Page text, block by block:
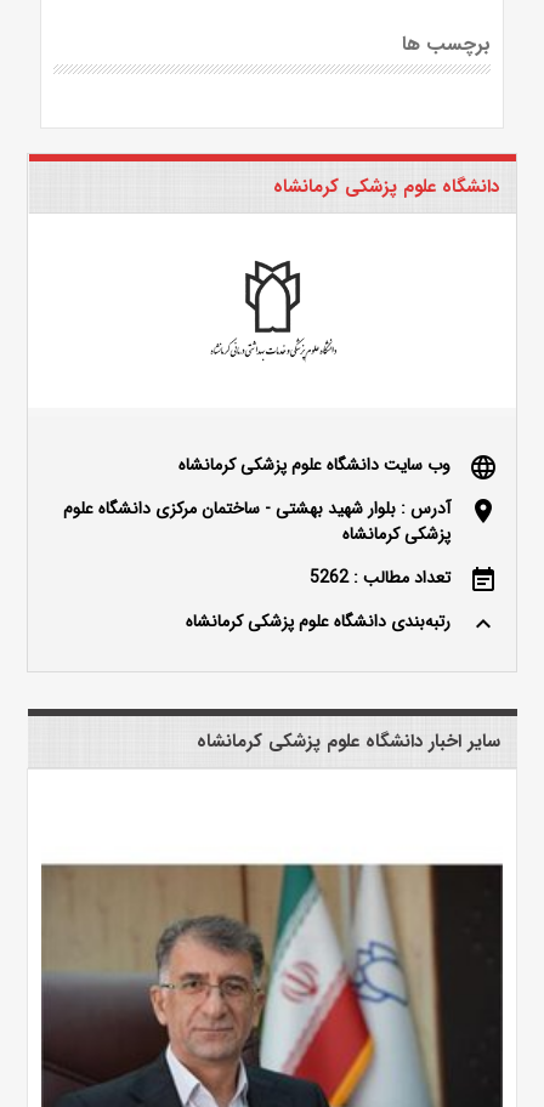
برچسب ها
دانشگاه علوم پزشکی کرمانشاه
language وب سایت دانشگاه علوم پزشکی کرمانشاه
location_on
آدرس : بلوار شهید بهشتی - ساختمان مرکزی دانشگاه علوم
پزشکی کرمانشاه
event_note تعداد مطالب : 5262
keyboard_arrow_up رتبه‌بندی دانشگاه علوم پزشکی کرمانشاه
سایر اخبار دانشگاه علوم پزشکی کرمانشاه